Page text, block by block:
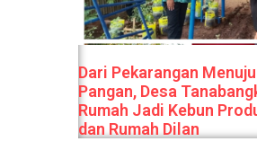
Dari Pekarangan
Pangan, Desa
Rumah Jadi Kebun
dan Rumah Dilan